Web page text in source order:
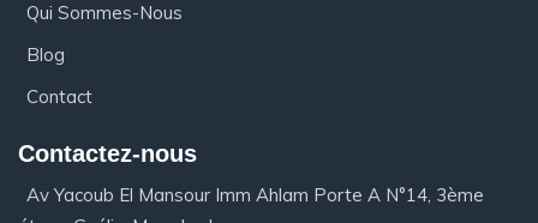
Qui Sommes-Nous
Blog
Contact
Contactez-nous
Av Yacoub El Mansour Imm Ahlam Porte A N°14, 3ème